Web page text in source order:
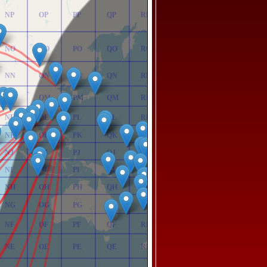
NE
NF
NG
NH
NI
NJ
NK
NL
NM
NN
NO
NP
OE
OF
OG
OH
OI
OJ
OK
OL
OM
ON
OO
OP
PE
PF
PG
PH
PI
PJ
PK
PL
PM
PN
PO
PP
QE
QF
QG
QH
QI
QJ
QK
QL
QM
QN
QO
QP
RE
RF
RG
RH
RI
RJ
RK
RL
RM
RN
RO
RP